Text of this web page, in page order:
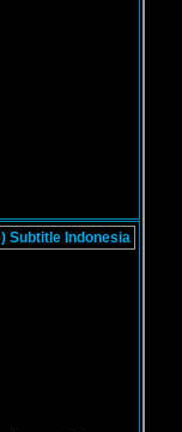
Subtitle Indonesia